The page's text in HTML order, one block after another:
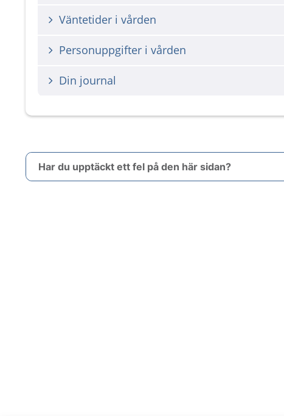
Väntetider i vården
Personuppgifter i vården
Din journal
Har du upptäckt ett fel på den här sidan?